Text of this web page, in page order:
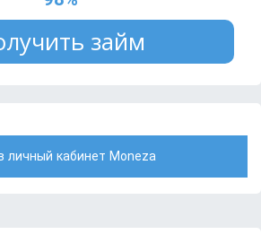
займ
личный кабинет Moneza